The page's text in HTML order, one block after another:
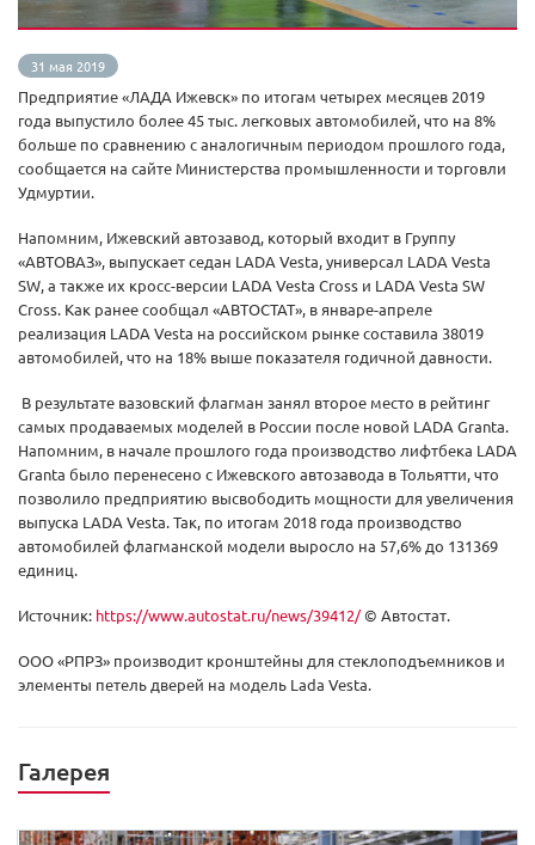
31 мая 2019
Предприятие «ЛАДА Ижевск» по итогам четырех месяцев 2019
года выпустило более 45 тыс. легковых автомобилей, что на 8%
больше по сравнению с аналогичным периодом прошлого года,
сообщается на сайте Министерства промышленности и торговли
Удмуртии.
Напомним, Ижевский автозавод, который входит в Группу
«АВТОВАЗ», выпускает седан LADA Vesta, универсал LADA Vesta
SW, а также их кросс-версии LADA Vesta Cross и LADA Vesta SW
Cross. Как ранее сообщал «АВТОСТАТ», в январе-апреле
реализация LADA Vesta на российском рынке составила 38019
автомобилей, что на 18% выше показателя годичной давности.
В результате вазовский флагман занял второе место в рейтинг
самых продаваемых моделей в России после новой LADA Granta.
Напомним, в начале прошлого года производство лифтбека LADA
Granta было перенесено с Ижевского автозавода в Тольятти, что
позволило предприятию высвободить мощности для увеличения
выпуска LADA Vesta. Так, по итогам 2018 года производство
автомобилей флагманской модели выросло на 57,6% до 131369
единиц.
Источник: https://www.autostat.ru/news/39412/© Автостат.
ООО «РПРЗ» производит кронштейны для стеклоподъемников и
элементы петель дверей на модель Lada Vesta.
Галерея